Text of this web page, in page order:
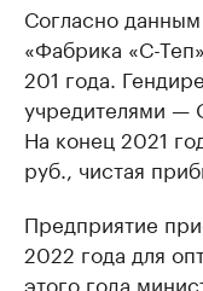
Согласно
«Фабрика «С-
201 года.
учредителями
На конец 2021
руб., чистая
Предприятие
2022 года для
этого года